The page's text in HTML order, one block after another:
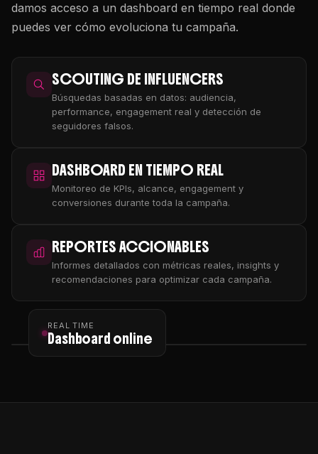
damos acceso a un dashboard en tiempo real donde
puedes ver cómo evoluciona tu campaña.
SCOUTING DE INFLUENCERS
Búsquedas basadas en datos: audiencia,
performance, engagement real y detección de
seguidores falsos.
DASHBOARD EN TIEMPO REAL
Monitoreo de KPIs, alcance, engagement y
conversiones durante toda la campaña.
REPORTES ACCIONABLES
Informes detallados con métricas reales, insights y
recomendaciones para optimizar cada campaña.
REAL TIME
Dashboard online